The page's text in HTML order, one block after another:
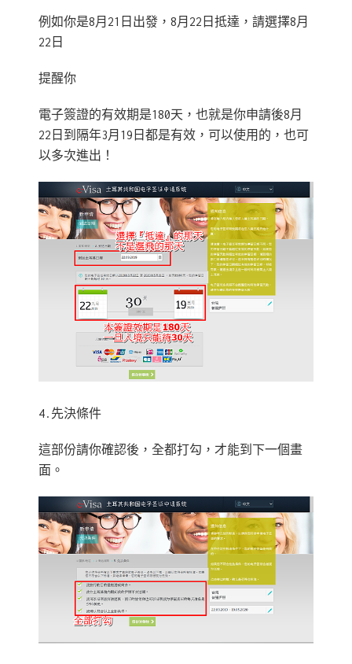
例如你是8月21日出發，8月22日抵達，請選擇8月
22日
提醒你
電子簽證的有效期是180天，也就是你申請後8月
22日到隔年3月19日都是有效，可以使用的，也可
以多次進出！
4.先決條件
這部份請你確認後，全都打勾，才能到下一個畫
面。